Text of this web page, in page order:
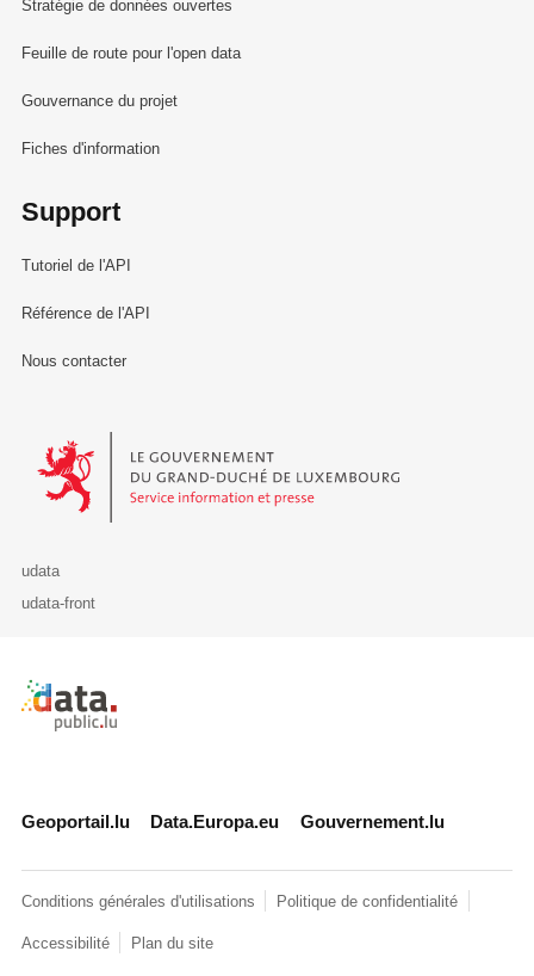
Stratégie de données ouvertes
Feuille de route pour l'open data
Gouvernance du projet
Fiches d'information
Support
Tutoriel de l'API
Référence de l'API
Nous contacter
Le Gouvernement du Grand-Duché de Luxembourg - Service
udata
udata-front
Retour à l'accueil de data.public.lu
Geoportail.lu Data.Europa.eu Gouvernement.lu
Conditions générales d'utilisations Politique de confidentialité
Accessibilité Plan du site